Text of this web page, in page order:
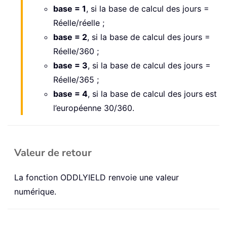
base = 1, si la base de calcul des jours =
Réelle/réelle ;
base = 2, si la base de calcul des jours =
Réelle/360 ;
base = 3, si la base de calcul des jours =
Réelle/365 ;
base = 4, si la base de calcul des jours est
l’européenne 30/360.
Valeur de retour
La fonction ODDLYIELD renvoie une valeur
numérique.